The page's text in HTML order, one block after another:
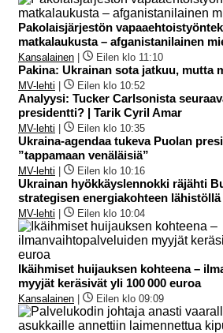
Pakolaisjärjestön
matkalaukusta – afganistanilainen
Kansalainen Eilen klo 11:10
Pakina: Ukrainan sota jatkuu, mutta
MV-lehti Eilen klo 10:52
Analyysi: Tucker Carlsonista
presidentti? | Tarik Cyril Amar
MV-lehti Eilen klo 10:35
Ukraina-agendaa tukeva Puolan
”tappamaan venäläisiä”
MV-lehti Eilen klo 10:16
Ukrainan hyökkäyslennokki räjähti
strategisen energiakohteen lähistöllä
MV-lehti Eilen klo 10:04
Ikäihmiset huijauksen kohteena –
myyjät keräsivät yli 100 000 euroa
Kansalainen Eilen klo 09:09